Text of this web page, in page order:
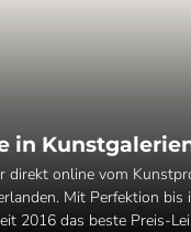
in
direkt online vom
Mit Perfektion
2016 das beste Preis-